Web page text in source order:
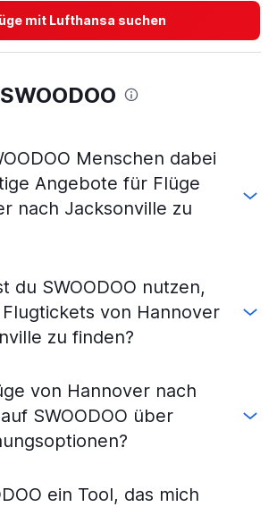
nach Fort Lauderdale
am Main nach Jacksonville
nach Jacksonville
nach Miami
nach Tampa
mit Lufthansa suchen
Menschen dabei
Angebote für Flüge
nach Jacksonville zu
du SWOODOO nutzen,
von Hannover
zu finden?
von Hannover nach
SWOODOO über
ein Tool, das mich